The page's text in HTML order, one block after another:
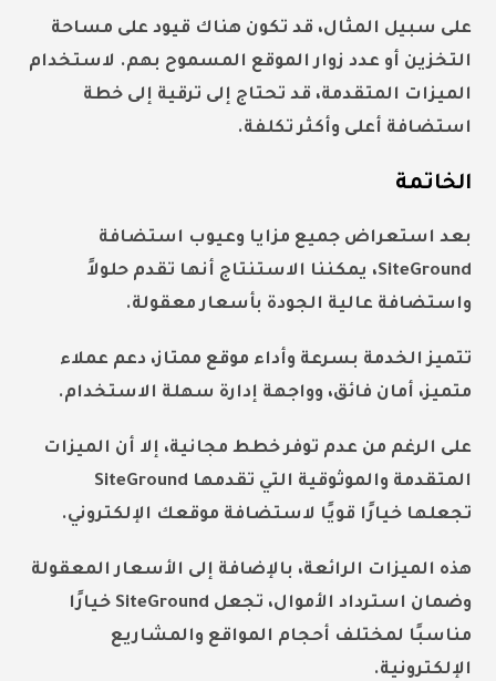
على سبيل المثال، قد تكون هناك قيود على مساحة
التخزين أو عدد زوار الموقع المسموح بهم. لاستخدام
الميزات المتقدمة، قد تحتاج إلى ترقية إلى خطة
استضافة أعلى وأكثر تكلفة.
الخاتمة
بعد استعراض جميع مزايا وعيوب استضافة
SiteGround، يمكننا الاستنتاج أنها تقدم حلولاً
واستضافة عالية الجودة بأسعار معقولة.
تتميز الخدمة بسرعة وأداء موقع ممتاز، دعم عملاء
متميز، أمان فائق، وواجهة إدارة سهلة الاستخدام.
على الرغم من عدم توفر خطط مجانية، إلا أن الميزات
المتقدمة والموثوقية التي تقدمها SiteGround
تجعلها خيارًا قويًا لاستضافة موقعك الإلكتروني.
هذه الميزات الرائعة، بالإضافة إلى الأسعار المعقولة
وضمان استرداد الأموال، تجعل SiteGround خيارًا
مناسبًا لمختلف أحجام المواقع والمشاريع
الإلكترونية.